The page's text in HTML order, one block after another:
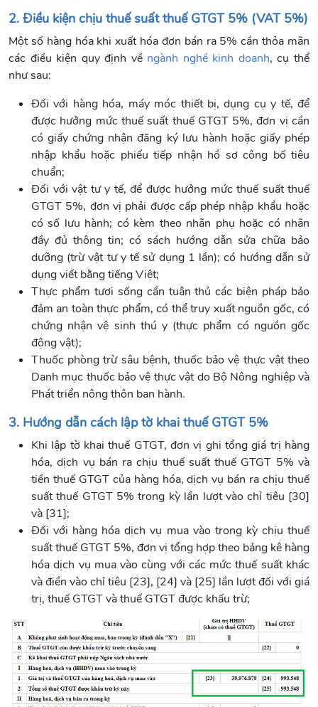
2. Điều kiện chịu thuế suất thuế GTGT 5% (VAT 5%)
Một số hàng hóa khi xuất hóa đơn bán ra 5% cần thỏa mãn
các điều kiện quy định về ngành nghề kinh doanh, cụ thể
như sau:
Đối với hàng hóa, máy móc thiết bị, dụng cụ y tế, để
được hưởng mức thuế suất thuế GTGT 5%, đơn vị cần
có giấy chứng nhận đăng ký lưu hành hoặc giấy phép
nhập khẩu hoặc phiếu tiếp nhận hồ sơ công bố tiêu
chuẩn;
Đối với vật tư y tế, để được hưởng mức thuế suất thuế
GTGT 5%, đơn vị phải được cấp phép nhập khẩu hoặc
có số lưu hành; có kèm theo nhãn phụ hoặc có nhãn
đầy đủ thông tin; có sách hướng dẫn sửa chữa bảo
dưỡng (trừ vật tư y tế sử dụng 1 lần); có hướng dẫn sử
dụng viết bằng tiếng Việt;
Thực phẩm tươi sống cần tuân thủ các biện pháp bảo
đảm an toàn thực phẩm, có thể truy xuất nguồn gốc, có
chứng nhận vệ sinh thú y (thực phẩm có nguồn gốc
động vật);
Thuốc phòng trừ sâu bệnh, thuốc bảo vệ thực vật theo
Danh mục thuốc bảo vệ thực vật do Bộ Nông nghiệp và
Phát triển nông thôn ban hành.
3. Hướng dẫn cách lập tờ khai thuế GTGT 5%
Khi lập tờ khai thuế GTGT, đơn vị ghi tổng giá trị hàng
hóa, dịch vụ bán ra chịu thuế suất thuế GTGT 5% và
tiền thuế GTGT của hàng hóa, dịch vụ bán ra chịu thuế
suất thuế GTGT 5% trong kỳ lần lượt vào chỉ tiêu [30]
và [31];
Đối với hàng hóa dịch vụ mua vào trong kỳ chịu thuế
suất thuế GTGT 5%, đơn vị tổng hợp theo bảng kê hàng
hóa dịch vụ mua vào cùng với các mức thuế suất khác
và điền vào chỉ tiêu [23], [24] và [25] lần lượt đối với giá
trị, thuế GTGT và thuế GTGT được khấu trừ;